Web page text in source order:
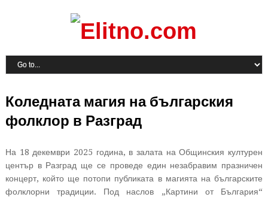
Коледната магия на българския
фолклор в Разград
На 18 декември 2025 година, в залата на Общинския културен
център в Разград ще се проведе един незабравим празничен
концерт, който ще потопи публиката в магията на българските
фолклорни традиции. Под наслов „Картини от България“